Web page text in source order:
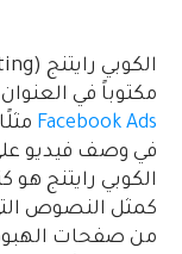
مكتوباً في
Facebook Ads
في وصف فيديو
الكوبي رايتنج
كمثل النصوص